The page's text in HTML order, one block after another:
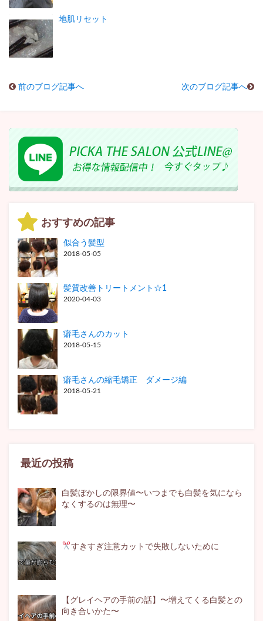
地肌リセット
前のブログ記事へ 次のブログ記事へ
おすすめの記事
似合う髪型
2018-05-05
髪質改善トリートメント☆1
2020-04-03
癖毛さんのカット
2018-05-15
癖毛さんの縮毛矯正 ダメージ編
2018-05-21
最近の投稿
白髪ぼかしの限界値〜いつまでも白髪を気になら
なくするのは無理〜
すきすぎ注意カットで失敗しないために
【グレイヘアの手前の話】〜増えてくる白髪との
向き合いかた〜